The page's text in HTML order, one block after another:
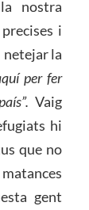
nostra
i
netejar la
per fer
Vaig
hi
que no
gent